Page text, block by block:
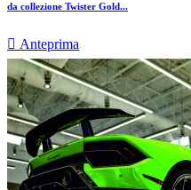
da collezione Twister Gold...
 Anteprima